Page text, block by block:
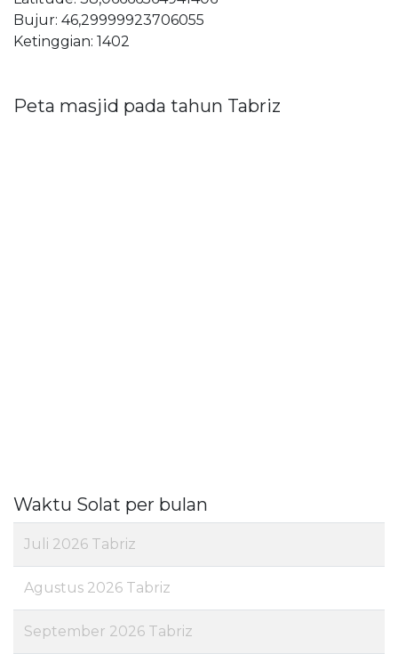
Bujur: 46,29999923706055
Ketinggian: 1402
Peta masjid pada tahun Tabriz
Waktu Solat per bulan
Juli 2026 Tabriz
Agustus 2026 Tabriz
September 2026 Tabriz